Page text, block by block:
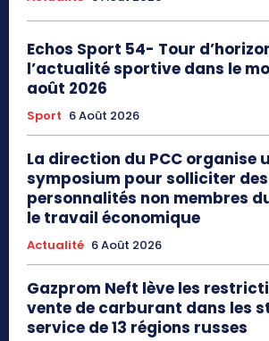
Echos Sport 54- Tour
l’actualité sportive dans le
août 2026
Sport 6 Août 2026
La direction du PCC organise
symposium pour solliciter
personnalités non membres
le travail économique
Actualité 6 Août 2026
Gazprom Neft lève les
vente de carburant dans les
service de 13 régions russes